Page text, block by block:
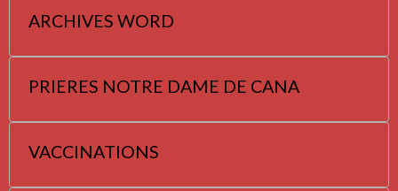
ARCHIVES WORD
PRIERES NOTRE DAME DE CANA
VACCINATIONS